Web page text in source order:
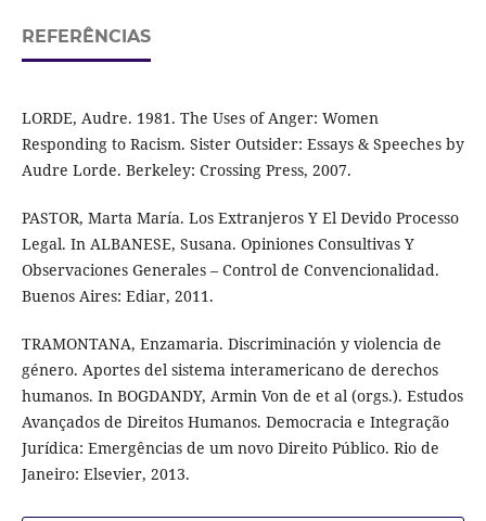
REFERÊNCIAS
LORDE, Audre. 1981. The Uses of Anger: Women
Responding to Racism. Sister Outsider: Essays & Speeches by
Audre Lorde. Berkeley: Crossing Press, 2007.
PASTOR, Marta María. Los Extranjeros Y El Devido Processo
Legal. In ALBANESE, Susana. Opiniones Consultivas Y
Observaciones Generales – Control de Convencionalidad.
Buenos Aires: Ediar, 2011.
TRAMONTANA, Enzamaria. Discriminación y violencia de
género. Aportes del sistema interamericano de derechos
humanos. In BOGDANDY, Armin Von de et al (orgs.). Estudos
Avançados de Direitos Humanos. Democracia e Integração
Jurídica: Emergências de um novo Direito Público. Rio de
Janeiro: Elsevier, 2013.